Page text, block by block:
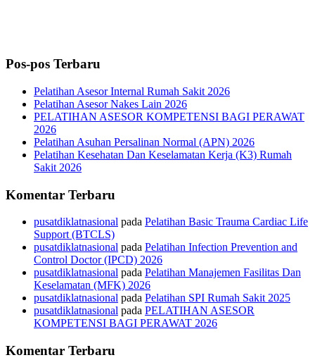
Pos-pos Terbaru
Pelatihan Asesor Internal Rumah Sakit 2026
Pelatihan Asesor Nakes Lain 2026
PELATIHAN ASESOR KOMPETENSI BAGI PERAWAT
2026
Pelatihan Asuhan Persalinan Normal (APN) 2026
Pelatihan Kesehatan Dan Keselamatan Kerja (K3) Rumah
Sakit 2026
Komentar Terbaru
pusatdiklatnasional pada Pelatihan Basic Trauma Cardiac Life
Support (BTCLS)
pusatdiklatnasional pada Pelatihan Infection Prevention and
Control Doctor (IPCD) 2026
pusatdiklatnasional pada Pelatihan Manajemen Fasilitas Dan
Keselamatan (MFK) 2026
pusatdiklatnasional pada Pelatihan SPI Rumah Sakit 2025
pusatdiklatnasional pada PELATIHAN ASESOR
KOMPETENSI BAGI PERAWAT 2026
Komentar Terbaru